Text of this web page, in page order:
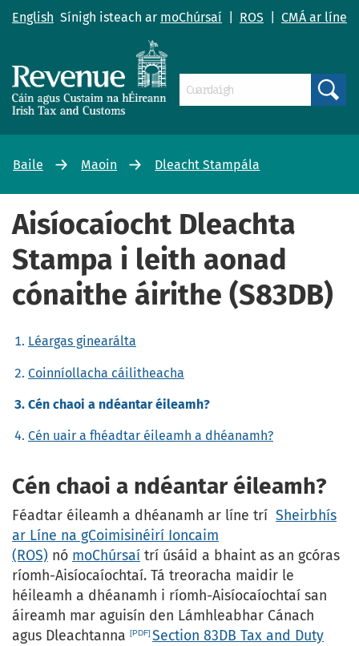
English Sínigh isteach ar moChúrsaí ROS CMÁ ar líne
Baile Maoin Dleacht Stampála
Aisíocaíocht Dleachta
Stampa i leith aonad
cónaithe áirithe (S83DB)
Léargas ginearálta
Coinníollacha cáilitheacha
Cén chaoi a ndéantar éileamh?
Cén uair a fhéadtar éileamh a dhéanamh?
Cén chaoi a ndéantar éileamh?
Féadtar éileamh a dhéanamh ar líne trí Sheirbhís
ar Líne na gCoimisinéirí Ioncaim
(ROS) nó moChúrsaí trí úsáid a bhaint as an gcóras
ríomh-Aisíocaíochtaí. Tá treoracha maidir le
héileamh a dhéanamh i ríomh-Aisíocaíochtaí san
áireamh mar aguisín den Lámhleabhar Cánach
agus Dleachtanna
Section 83DB Tax and Duty